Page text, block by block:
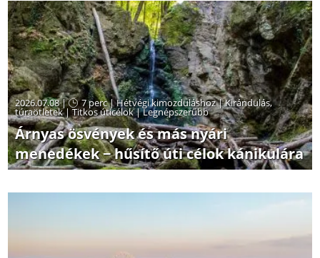
2026.07.08 | 7 perc|Hétvégi kimozduláshoz|Kirándulás,
túraötletek|Titkos úticélok|Legnépszerűbb
Árnyas ösvények és más nyári
menedékek − hűsítő úti célok kánikulára